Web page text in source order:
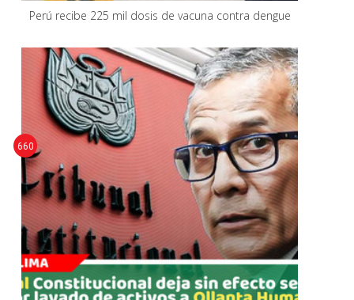
Perú recibe 225 mil dosis de vacuna contra dengue
660